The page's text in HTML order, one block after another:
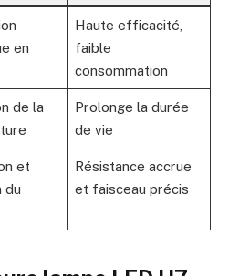
en
Haute efficacité,
faible
consommation
de la
Prolonge la durée
de vie
et
du
Résistance accrue
et faisceau précis